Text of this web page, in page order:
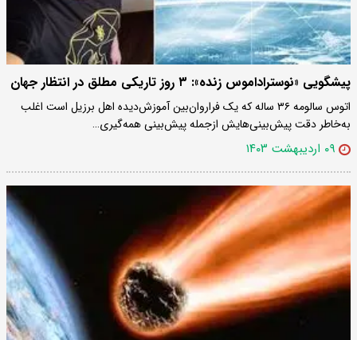
پیشگویی «نوستراداموس زنده»: ۳ روز تاریکی مطلق در انتظار جهان
اتوس سالومه ۳۶ ساله که یک فراروان‌بین آموزش‌دیده اهل برزیل است اغلب
به‌خاطر دقت پیش‌بینی‌هایش ازجمله پیش‌بینی همه‌گیری…
۰۹ اردیبهشت ۱۴۰۳